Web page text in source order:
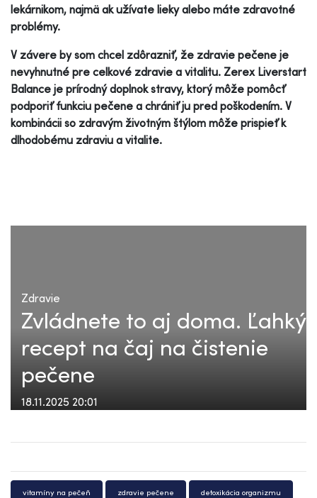
lekárnikom, najmä ak užívate lieky alebo máte zdravotné
problémy.
V závere by som chcel zdôrazniť, že zdravie pečene je
nevyhnutné pre celkové zdravie a vitalitu. Zerex Liverstart
Balance je prírodný doplnok stravy, ktorý môže pomôcť
podporiť funkciu pečene a chrániť ju pred poškodením. V
kombinácii so zdravým životným štýlom môže prispieť k
dlhodobému zdraviu a vitalite.
Zdravie
Zvládnete to aj doma. Ľahký
recept na čaj na čistenie
pečene
18.11.2025 20:01
vitamíny na pečeň zdravie pečene detoxikácia organizmu